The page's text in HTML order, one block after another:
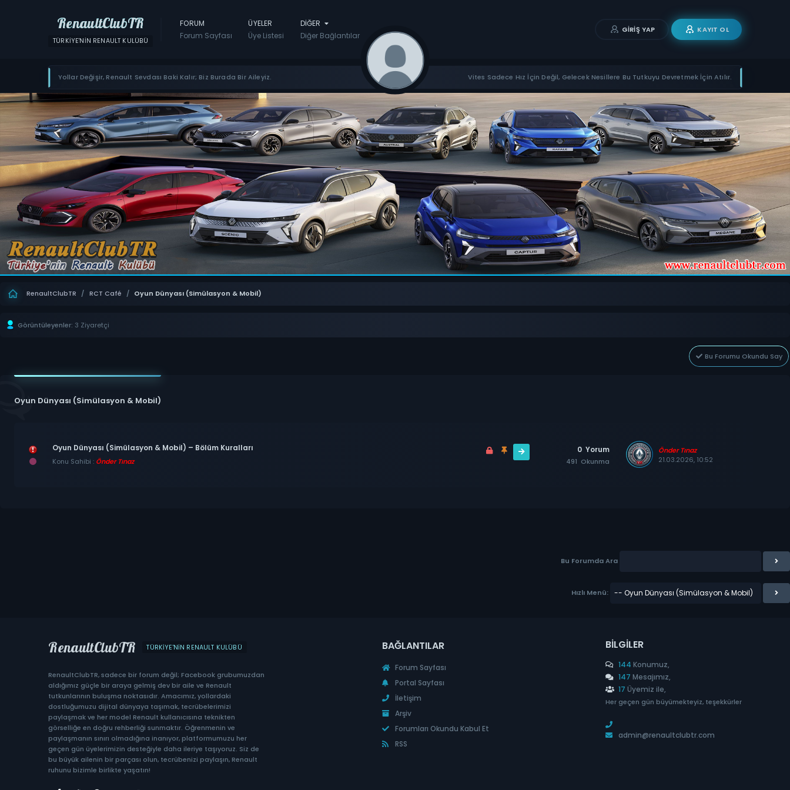
RenaultClubTR
TÜRKIYE'NIN RENAULT KULÜBÜ
FORUM
Forum Sayfası
ÜYELER
Üye Listesi
DIĞER
Diğer Bağlantılar
GIRIŞ YAP KAYIT OL
Yollar Değişir, Renault Sevdası Baki Kalır; Biz Burada Bir Aileyiz. Vites Sadece Hız İçin Değil, Gelecek Nesillere Bu Tutkuyu Devretmek İçin Atılır.
RenaultClubTR / RCT Café / Oyun Dünyası (Simülasyon & Mobil)
Görüntüleyenler: 3 Ziyaretçi
Bu Forumu Okundu Say
Oyun Dünyası (Simülasyon & Mobil)
Oyun Dünyası (Simülasyon & Mobil) – Bölüm Kuralları
Konu Sahibi : Önder Tınaz
0 Yorum
491 Okunma
Önder Tınaz
21.03.2026, 10:52
Bu Forumda Ara
Hızlı Menü:
RenaultClubTR TÜRKIYE'NIN RENAULT KULÜBÜ
RenaultClubTR, sadece bir forum değil; Facebook grubumuzdan
aldığımız güçle bir araya gelmiş dev bir aile ve Renault
tutkunlarının buluşma noktasıdır. Amacımız, yollardaki
dostluğumuzu dijital dünyaya taşımak, tecrübelerimizi
paylaşmak ve her model Renault kullanıcısına teknikten
görselliğe en doğru rehberliği sunmaktır. Öğrenmenin ve
paylaşmanın sınırı olmadığına inanıyor, platformumuzu her
geçen gün üyelerimizin desteğiyle daha ileriye taşıyoruz. Siz de
bu büyük ailenin bir parçası olun, tecrübenizi paylaşın, Renault
ruhunu bizimle birlikte yaşatın!
BAĞLANTILAR
Forum Sayfası
Portal Sayfası
İletişim
Arşiv
Forumları Okundu Kabul Et
RSS
BILGILER
144 Konumuz,
147 Mesajımız,
17 Üyemiz ile,
Her geçen gün büyümekteyiz, teşekkürler
admin@renaultclubtr.com